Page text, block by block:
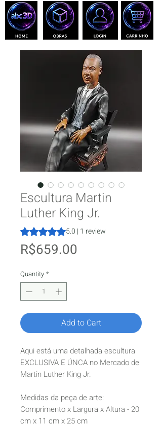
Escultura Martin
Luther King Jr.
Rating is 5.0 out of five stars based on 1
5.0 | 1 review
R$659.00
Quantity *
Add to Cart
Aqui está uma detalhada escultura
EXCLUSIVA E ÚNCA no Mercado de
Martin Luther King Jr.
Medidas da peça de arte:
Comprimento x Largura x Altura - 20
cm x 11 cm x 25 cm